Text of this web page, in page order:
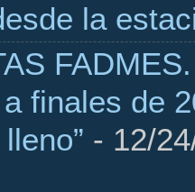
la
finales de
- 12/